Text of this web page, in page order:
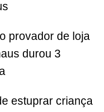
provador de loja
durou 3
estuprar criança